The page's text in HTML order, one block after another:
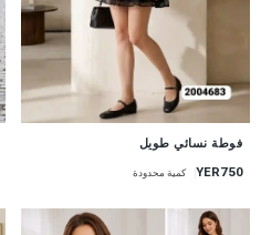
فوطة نسائي طويل
YER750 كمية محدودة